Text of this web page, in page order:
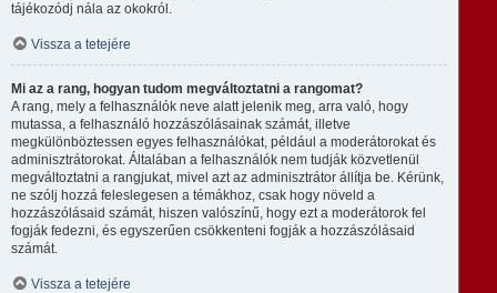
tájékozódj nála az okokról.
Vissza a tetejére
Mi az a rang, hogyan tudom megváltoztatni a rangomat?
A rang, mely a felhasználók neve alatt jelenik meg, arra való, hogy
mutassa, a felhasználó hozzászólásainak számát, illetve
megkülönböztessen egyes felhasználókat, például a moderátorokat és
adminisztrátorokat. Általában a felhasználók nem tudják közvetlenül
megváltoztatni a rangjukat, mivel azt az adminisztrátor állítja be. Kérünk,
ne szólj hozzá feleslegesen a témákhoz, csak hogy növeld a
hozzászólásaid számát, hiszen valószínű, hogy ezt a moderátorok fel
fogják fedezni, és egyszerűen csökkenteni fogják a hozzászólásaid
számát.
Vissza a tetejére